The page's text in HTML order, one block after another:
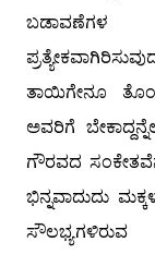
ಬಡಾವಣೆಗಳ
ತಾಯಿಗೇನೂ
ಅವರಿಗೆ
ಗೌರವದ
ಭಿನ್ನವಾದುದು
ಸೌಲಭ್ಯಗಳಿರುವ